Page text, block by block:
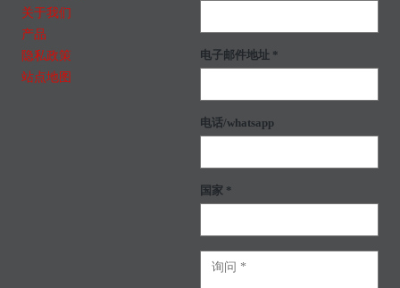
关于我们
产品
隐私政策
站点地图
电子邮件地址 *
电话/whatsapp
国家 *